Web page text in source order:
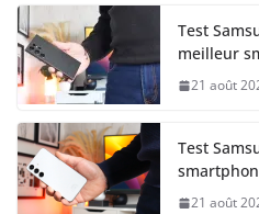
Test
meilleur
21 août
Test
21 août